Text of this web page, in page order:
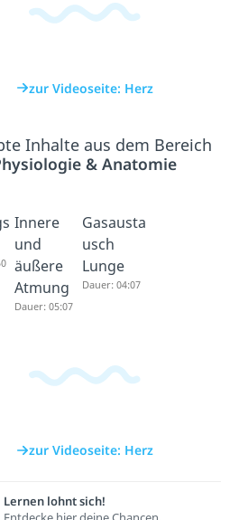
zur Videoseite: Herz
Inhalte aus dem Bereich
& Anatomie
Innere
und
äußere
Atmung
Dauer: 05:07
Gasausta
usch
Lunge
Dauer: 04:07
zur Videoseite: Herz
Lernen lohnt sich!